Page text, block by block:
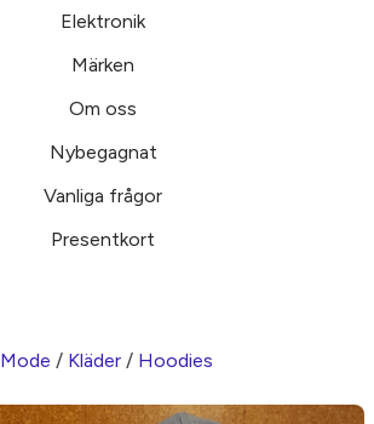
Elektronik
Märken
Om oss
Nybegagnat
Vanliga frågor
Presentkort
Mode / Kläder / Hoodies